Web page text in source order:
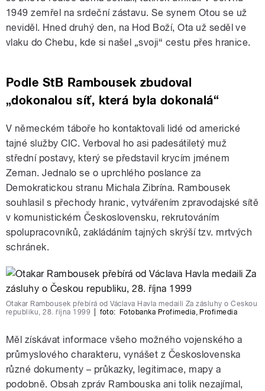
1949 zemřel na srdeční zástavu. Se synem Otou se už
neviděl. Hned druhý den, na Hod Boží, Ota už seděl ve
vlaku do Chebu, kde si našel „svoji“ cestu přes hranice.
Podle StB Rambousek zbudoval
„dokonalou síť, která byla dokonalá“
V německém táboře ho kontaktovali lidé od americké
tajné služby CIC. Verboval ho asi padesátiletý muž
střední postavy, který se představil krycím jménem
Zeman. Jednalo se o uprchlého poslance za
Demokratickou stranu Michala Zibrína. Rambousek
souhlasil s přechody hranic, vytvářením zpravodajské sítě
v komunistickém Československu, rekrutováním
spolupracovníků, zakládáním tajných skrýší tzv. mrtvých
schránek.
Otakar Rambousek přebírá od Václava Havla medaili Za zásluhy o Českou
republiku, 28. října 1999
foto: Fotobanka Profimedia, Profimedia
Měl získávat informace všeho možného vojenského a
průmyslového charakteru, vynášet z Československa
různé dokumenty – průkazky, legitimace, mapy a
podobně. Obsah zpráv Rambouska ani tolik nezajímal,